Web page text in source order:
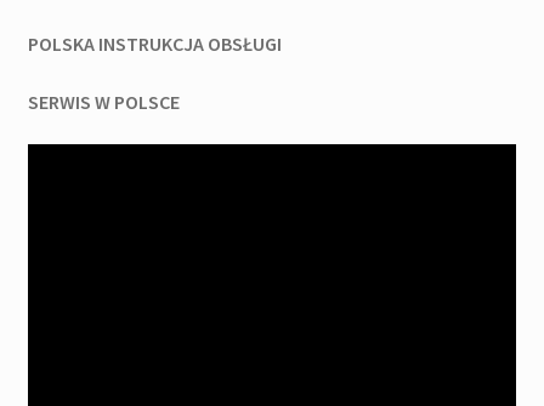
POLSKA INSTRUKCJA OBSŁUGI
SERWIS W POLSCE